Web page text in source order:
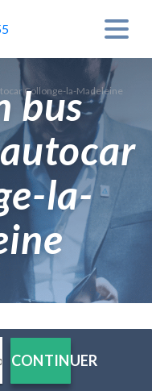
Collonge-la-Madeleine
bus
la-
CONTINUER